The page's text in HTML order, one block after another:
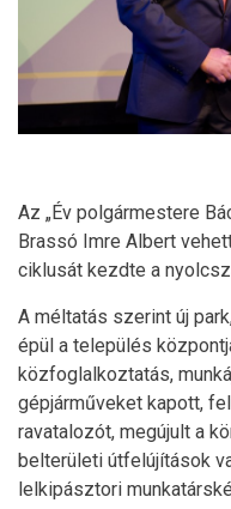
Az „Év polgármestere
Brassó Imre Albert
ciklusát kezdte a
A méltatás szerint új
épül a település
közfoglalkoztatás,
gépjárműveket kapott,
ravatalozót, megújult a
belterületi útfelújítások
lelkipásztori